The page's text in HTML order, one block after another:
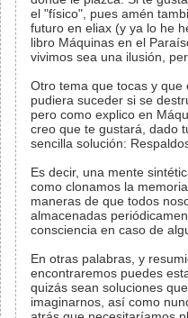
el "físico", pues amén
futuro en eliax (y ya lo he
libro Máquinas en el
vivimos sea una ilusión,
Otro tema que tocas y
pudiera suceder si se
pero como explico en
creo que te gustará, dado
sencilla solución:
Es decir, una mente
como clonamos la
maneras de que todos
almacenadas
consciencia en caso de
En otras palabras, y
encontraremos puedes
quizás sean soluciones
imaginarnos, así como